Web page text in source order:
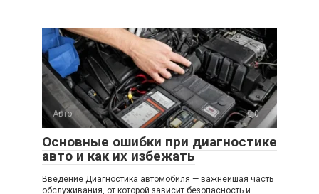
Авто 0
Основные ошибки при диагностике
авто и как их избежать
Введение Диагностика автомобиля — важнейшая часть
обслуживания, от которой зависит безопасность и